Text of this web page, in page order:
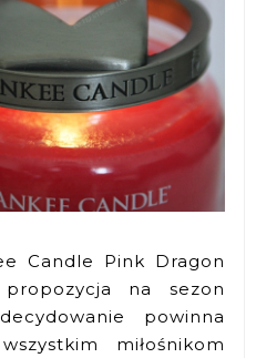
Candle Pink Dragon
na sezon
powinna
miłośnikom